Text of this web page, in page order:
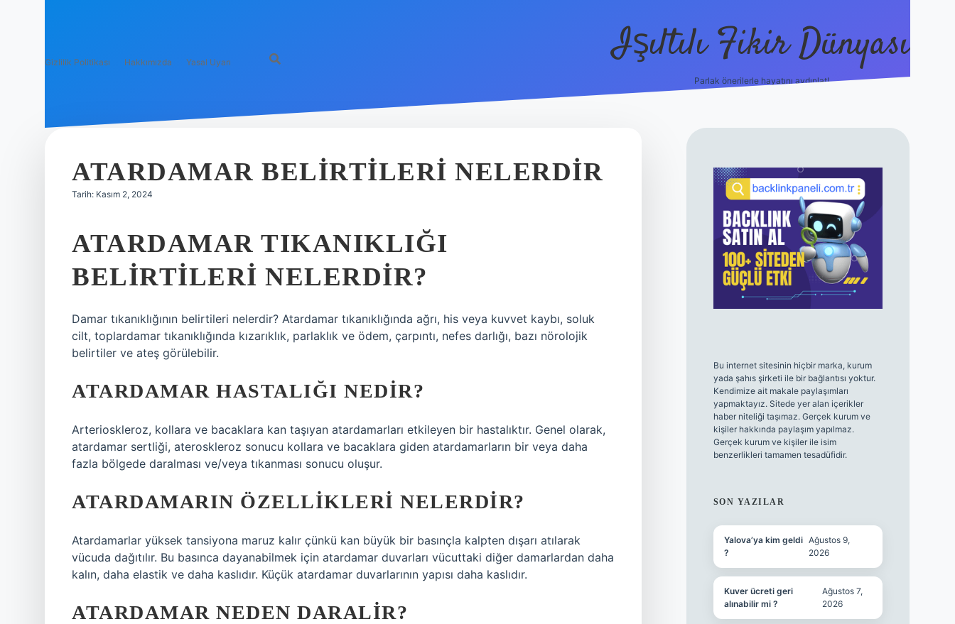
Gizlilik Politikası Hakkımızda Yasal Uyarı Işıltılı Fikir Dünyası
Parlak önerilerle hayatını aydınlat!
ATARDAMAR BELIRTILERI NELERDIR
Tarih: Kasım 2, 2024
ATARDAMAR TIKANIKLIĞI
BELIRTILERI NELERDIR?
Damar tıkanıklığının belirtileri nelerdir? Atardamar tıkanıklığında ağrı, his veya kuvvet kaybı, soluk
cilt, toplardamar tıkanıklığında kızarıklık, parlaklık ve ödem, çarpıntı, nefes darlığı, bazı nörolojik
belirtiler ve ateş görülebilir.
ATARDAMAR HASTALIĞI NEDIR?
Arterioskleroz, kollara ve bacaklara kan taşıyan atardamarları etkileyen bir hastalıktır. Genel olarak,
atardamar sertliği, ateroskleroz sonucu kollara ve bacaklara giden atardamarların bir veya daha
fazla bölgede daralması ve/veya tıkanması sonucu oluşur.
ATARDAMARIN ÖZELLIKLERI NELERDIR?
Atardamarlar yüksek tansiyona maruz kalır çünkü kan büyük bir basınçla kalpten dışarı atılarak
vücuda dağıtılır. Bu basınca dayanabilmek için atardamar duvarları vücuttaki diğer damarlardan daha
kalın, daha elastik ve daha kaslıdır. Küçük atardamar duvarlarının yapısı daha kaslıdır.
ATARDAMAR NEDEN DARALIR?
SIDEBAR
Bu internet sitesinin hiçbir marka, kurum
yada şahıs şirketi ile bir bağlantısı yoktur.
Kendimize ait makale paylaşımları
yapmaktayız. Sitede yer alan içerikler
haber niteliği taşımaz. Gerçek kurum ve
kişiler hakkında paylaşım yapılmaz.
Gerçek kurum ve kişiler ile isim
benzerlikleri tamamen tesadüfidir.
SON YAZILAR
Yalova’ya kim geldi
?
Ağustos 9,
2026
Kuver ücreti geri
alınabilir mi ?
Ağustos 7,
2026
ilbet canlı maç izle